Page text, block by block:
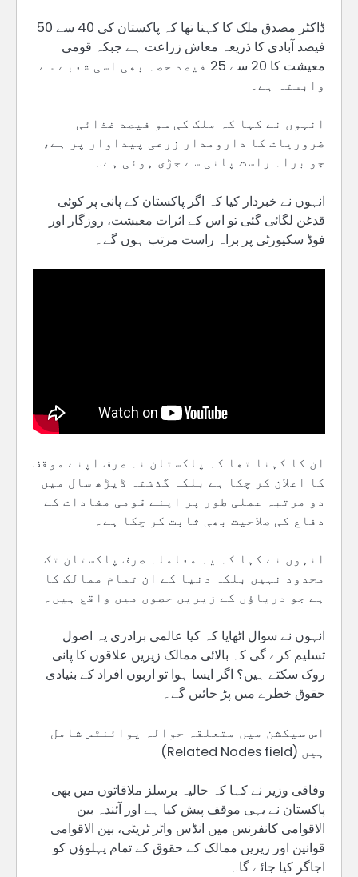
ڈاکٹر مصدق ملک کا کہنا تھا کہ پاکستان کی 40 سے 50
فیصد آبادی کا ذریعہ معاش زراعت ہے جبکہ قومی
معیشت کا 20 سے 25 فیصد حصہ بھی اسی شعبے سے
وابستہ ہے۔
انہوں نے کہا کہ ملک کی سو فیصد غذائی
ضروریات کا دارومدار زرعی پیداوار پر ہے،
جو براہ راست پانی سے جڑی ہوئی ہے۔
انہوں نے خبردار کیا کہ اگر پاکستان کے پانی پر کوئی
قدغن لگائی گئی تو اس کے اثرات معیشت، روزگار اور
فوڈ سکیورٹی پر براہ راست مرتب ہوں گے۔
ان کا کہنا تھا کہ پاکستان نہ صرف اپنے موقف
کا اعلان کر چکا ہے بلکہ گذشتہ ڈیڑھ سال میں
دو مرتبہ عملی طور پر اپنے قومی مفادات کے
دفاع کی صلاحیت بھی ثابت کر چکا ہے۔
انہوں نے کہا کہ یہ معاملہ صرف پاکستان تک
محدود نہیں بلکہ دنیا کے ان تمام ممالک کا
ہے جو دریاؤں کے زیریں حصوں میں واقع ہیں۔
انہوں نے سوال اٹھایا کہ کیا عالمی برادری یہ اصول
تسلیم کرے گی کہ بالائی ممالک زیریں علاقوں کا پانی
روک سکتے ہیں؟ اگر ایسا ہوا تو اربوں افراد کے بنیادی
حقوق خطرے میں پڑ جائیں گے۔
اس سیکشن میں متعلقہ حوالہ پوائنٹس شامل
ہیں (Related Nodes field)
وفاقی وزیر نے کہا کہ حالیہ برسلز ملاقاتوں میں بھی
پاکستان نے یہی موقف پیش کیا ہے اور آئندہ بین
الاقوامی کانفرنس میں انڈس واٹر ٹریٹی، بین الاقوامی
قوانین اور زیریں ممالک کے حقوق کے تمام پہلوؤں کو
اجاگر کیا جائے گا۔